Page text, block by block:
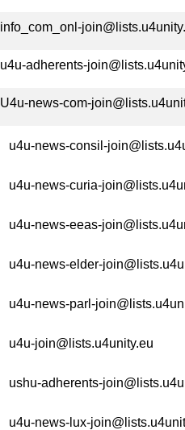
info_com_onl-
u4u-adherents-
U4u-news-com-
u4u-news-consil-
u4u-news-curia-
u4u-news-eeas-
u4u-news-elder-
u4u-news-parl-
u4u-join@lists.u4unity.eu
ushu-adherents-
u4u-news-lux-